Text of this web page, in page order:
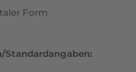
Form